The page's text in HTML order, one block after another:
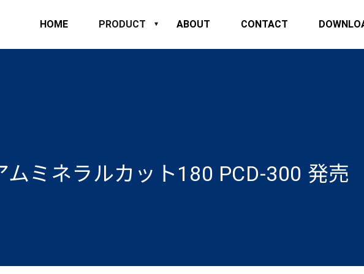
HOME PRODUCT ABOUT CONTACT
ムミネラルカット180 PCD-300 発売